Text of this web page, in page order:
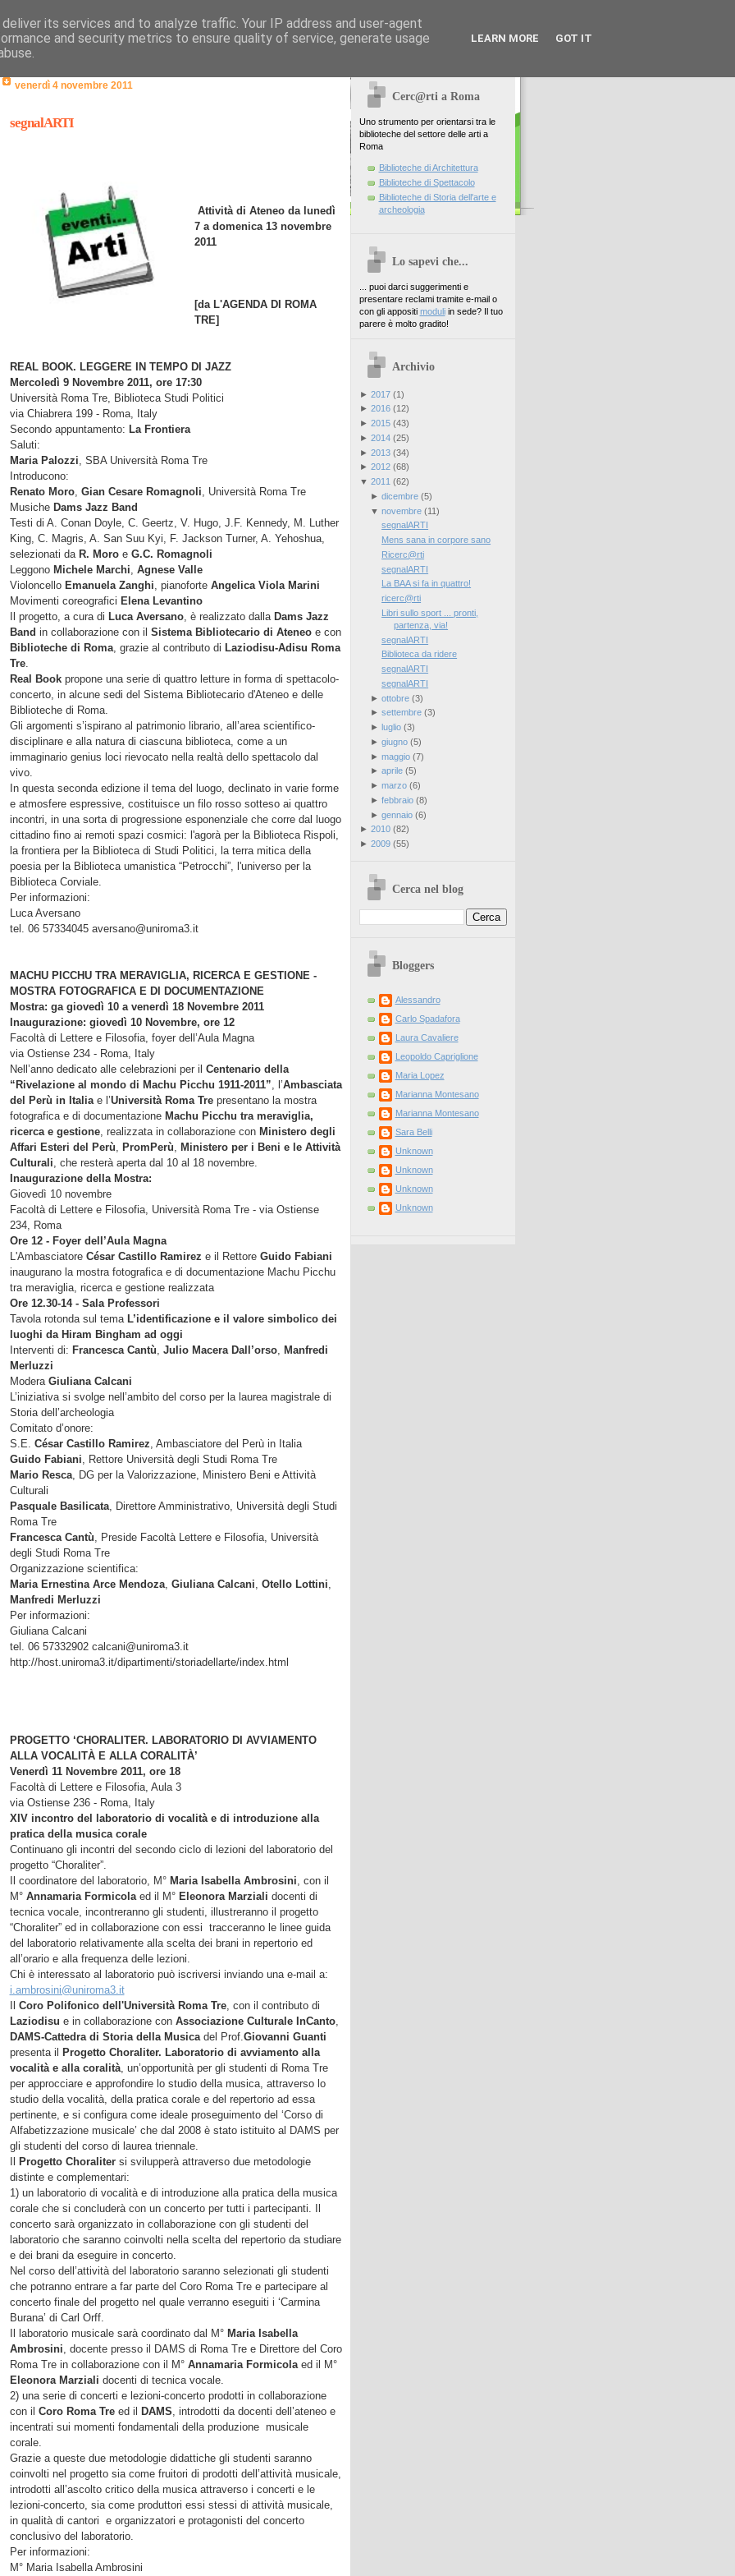
venerdì 4 novembre 2011
segnalARTI
Attività di Ateneo da lunedì
7 a domenica 13 novembre
2011
[da L'AGENDA DI ROMA
TRE]
REAL BOOK. LEGGERE IN TEMPO DI JAZZ
Mercoledì 9 Novembre 2011, ore 17:30
Università Roma Tre, Biblioteca Studi Politici
via Chiabrera 199 - Roma, Italy
Secondo appuntamento: La Frontiera
Saluti:
Maria Palozzi , SBA Università Roma Tre
Introducono:
Renato Moro, Gian Cesare Romagnoli , Università Roma Tre
Musiche Dams Jazz Band
Testi di A. Conan Doyle, C. Geertz, V. Hugo, J.F. Kennedy, M. Luther
King, C. Magris, A. San Suu Kyi, F. Jackson Turner, A. Yehoshua,
selezionati da R. Moro e G.C. Romagnoli
Leggono Michele Marchi Agnese Valle
Violoncello Emanuela Zanghi , pianoforte Angelica Viola Marini
Movimenti coreografici Elena Levantino
Il progetto, a cura di Luca Aversano, è realizzato dalla Dams Jazz
Band in collaborazione con il Sistema Bibliotecario di Ateneo e con
Biblioteche di Roma, grazie al contributo di Laziodisu-Adisu Roma
Tre.
Real Book propone una serie di quattro letture in forma di spettacolo-
concerto, in alcune sedi del Sistema Bibliotecario d'Ateneo e delle
Biblioteche di Roma.
Gli argomenti s’ispirano al patrimonio librario, all’area scientifico-
disciplinare e alla natura di ciascuna biblioteca, come a un
immaginario genius loci rievocato nella realtà dello spettacolo dal
vivo.
In questa seconda edizione il tema del luogo, declinato in varie forme
e atmosfere espressive, costituisce un filo rosso sotteso ai quattro
incontri, in una sorta di progressione esponenziale che corre dal luogo
cittadino fino ai remoti spazi cosmici: l'agorà per la Biblioteca Rispoli,
la frontiera per la Biblioteca di Studi Politici, la terra mitica della
poesia per la Biblioteca umanistica “Petrocchi”, l'universo per la
Biblioteca Corviale.
Per informazioni:
Luca Aversano
tel. 06 57334045 aversano@uniroma3.it
MACHU PICCHU TRA MERAVIGLIA, RICERCA E GESTIONE -
MOSTRA FOTOGRAFICA E DI DOCUMENTAZIONE
Mostra: ga giovedì 10 a venerdì 18 Novembre 2011
Inaugurazione: giovedì 10 Novembre, ore 12
Facoltà di Lettere e Filosofia, foyer dell’Aula Magna
via Ostiense 234 - Roma, Italy
Nell’anno dedicato alle celebrazioni per il Centenario della
“Rivelazione al mondo di Machu Picchu 1911-2011” , l’Ambasciata
del Perù in Italiae l’Università Roma Tre presentano la mostra
fotografica e di documentazione Machu Picchu tra meraviglia,
ricerca e gestione, realizzata in collaborazione con Ministero degli
Affari Esteri del Perù PromPerù Ministero per i Beni e le Attività
Culturali , che resterà aperta dal 10 al 18 novembre.
Inaugurazione della Mostra:
Giovedì 10 novembre
Facoltà di Lettere e Filosofia, Università Roma Tre - via Ostiense
234, Roma
Ore 12 - Foyer dell’Aula Magna
L'Ambasciatore César Castillo Ramirez e il Rettore Guido Fabiani
inaugurano la mostra fotografica e di documentazione Machu Picchu
tra meraviglia, ricerca e gestione realizzata
Ore 12.30-14 - Sala Professori
Tavola rotonda sul tema L’identificazione e il valore simbolico dei
luoghi da Hiram Bingham ad oggi
Interventi di: Francesca Cantù Julio Macera Dall’orso, Manfredi
Merluzzi
Modera Giuliana Calcani
L’iniziativa si svolge nell’ambito del corso per la laurea magistrale di
Storia dell’archeologia
Comitato d’onore:
S.E. César Castillo Ramirez , Ambasciatore del Perù in Italia
Guido Fabiani , Rettore Università degli Studi Roma Tre
Mario Resca, DG per la Valorizzazione, Ministero Beni e Attività
Culturali
Pasquale Basilicata, Direttore Amministrativo, Università degli Studi
Roma Tre
Francesca Cantù , Preside Facoltà Lettere e Filosofia, Università
degli Studi Roma Tre
Organizzazione scientifica:
Maria Ernestina Arce Mendoza, Giuliana Calcani Otello Lottini
Manfredi Merluzzi
Per informazioni:
Giuliana Calcani
tel. 06 57332902 calcani@uniroma3.it
http://host.uniroma3.it/dipartimenti/storiadellarte/index.html
PROGETTO ‘CHORALITER. LABORATORIO DI AVVIAMENTO
ALLA VOCALITÀ E ALLA CORALITÀ’
Venerdì 11 Novembre 2011, ore 18
Facoltà di Lettere e Filosofia, Aula 3
via Ostiense 236 - Roma, Italy
XIV incontro del laboratorio di vocalità e di introduzione alla
pratica della musica corale
Continuano gli incontri del secondo ciclo di lezioni del laboratorio del
progetto “Choraliter”.
Il coordinatore del laboratorio, M° Maria Isabella Ambrosini , con il
M° Annamaria Formicola ed il M° Eleonora Marziali docenti di
tecnica vocale, incontreranno gli studenti, illustreranno il progetto
“Choraliter” ed in collaborazione con essi tracceranno le linee guida
del laboratorio relativamente alla scelta dei brani in repertorio ed
all’orario e alla frequenza delle lezioni.
Chi è interessato al laboratorio può iscriversi inviando una e-mail a:
i.ambrosini@uniroma3.it
Il Coro Polifonico dell'Università Roma Tre, con il contributo di
Laziodisu e in collaborazione con Associazione Culturale InCanto,
DAMS-Cattedra di Storia della Musica del Prof. Giovanni Guanti
presenta il Progetto Choraliter. Laboratorio di avviamento alla
vocalità e alla coralità, un’opportunità per gli studenti di Roma Tre
per approcciare e approfondire lo studio della musica, attraverso lo
studio della vocalità, della pratica corale e del repertorio ad essa
pertinente, e si configura come ideale proseguimento del ‘Corso di
Alfabetizzazione musicale’ che dal 2008 è stato istituito al DAMS per
gli studenti del corso di laurea triennale.
Il Progetto Choralitersi svilupperà attraverso due metodologie
distinte e complementari:
1) un laboratorio di vocalità e di introduzione alla pratica della musica
corale che si concluderà con un concerto per tutti i partecipanti. Il
concerto sarà organizzato in collaborazione con gli studenti del
laboratorio che saranno coinvolti nella scelta del repertorio da studiare
e dei brani da eseguire in concerto.
Nel corso dell’attività del laboratorio saranno selezionati gli studenti
che potranno entrare a far parte del Coro Roma Tre e partecipare al
concerto finale del progetto nel quale verranno eseguiti i ‘Carmina
Burana’ di Carl Orff.
Il laboratorio musicale sarà coordinato dal M° Maria Isabella
Ambrosini , docente presso il DAMS di Roma Tre e Direttore del Coro
Roma Tre in collaborazione con il M°Annamaria Formicola ed il M°
Eleonora Marziali docenti di tecnica vocale.
2) una serie di concerti e lezioni-concerto prodotti in collaborazione
con il Coro Roma Tre ed il DAMS , introdotti da docenti dell’ateneo e
incentrati sui momenti fondamentali della produzione musicale
corale.
Grazie a queste due metodologie didattiche gli studenti saranno
coinvolti nel progetto sia come fruitori di prodotti dell’attività musicale,
introdotti all’ascolto critico della musica attraverso i concerti e le
lezioni-concerto, sia come produttori essi stessi di attività musicale,
in qualità di cantori e organizzatori e protagonisti del concerto
conclusivo del laboratorio.
Per informazioni:
M° Maria Isabella Ambrosini
Cerc@rti a Roma
Uno strumento per orientarsi tra le
biblioteche del settore delle arti a
Roma
Biblioteche di Architettura
Biblioteche di Spettacolo
Biblioteche di Storia dell'arte e
archeologia
Lo sapevi che...
... puoi darci suggerimenti e
presentare reclami tramite e-mail o
con gli appositi moduliin sede? Il tuo
parere è molto gradito!
Archivio
► 2017(1)
► 2016(12)
► 2015(43)
► 2014(25)
► 2013(34)
► 2012(68)
▼ 2011 (62)
► dicembre(5)
▼ novembre(11)
segnalARTI
Mens sana in corpore sano
Ricerc@rti
segnalARTI
La BAA si fa in quattro!
ricerc@rti
Libri sullo sport ... pronti,
partenza, via!
segnalARTI
Biblioteca da ridere
segnalARTI
segnalARTI
► ottobre(3)
► settembre(3)
► luglio(3)
► giugno(5)
► maggio(7)
► aprile(5)
► marzo(6)
► febbraio(8)
► gennaio(6)
► 2010(82)
► 2009(55)
Cerca nel blog
Bloggers
Alessandro
Carlo Spadafora
Laura Cavaliere
Leopoldo Capriglione
Maria Lopez
Marianna Montesano
Marianna Montesano
Sara Belli
Unknown
Unknown
Unknown
Unknown
its services and to analyze traffic. Your IP address and user-agent
and security metrics to ensure quality of service, generate usage
LEARN MORE GOT IT